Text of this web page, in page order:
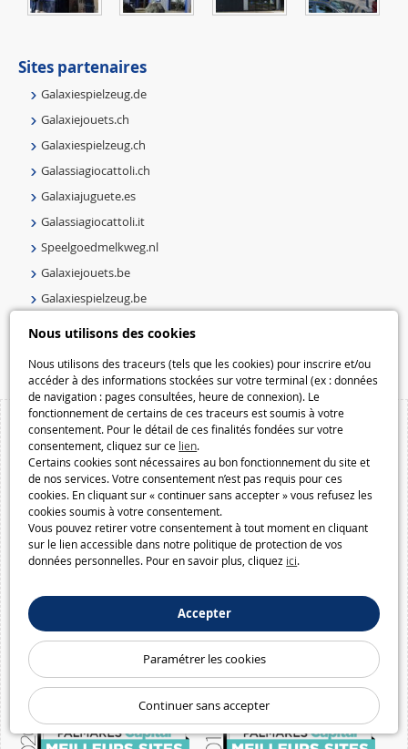
Nous utilisons des cookies
Nous utilisons des traceurs (tels que les cookies) pour inscrire et/ou
accéder à des informations stockées sur votre terminal (ex : données
de navigation : pages consultées, heure de connexion). Le
fonctionnement de certains de ces traceurs est soumis à votre
consentement. Pour le détail de ces finalités fondées sur votre
consentement, cliquez sur ce lien.
Certains cookies sont nécessaires au bon fonctionnement du site et
de nos services. Votre consentement n’est pas requis pour ces
cookies. En cliquant sur « continuer sans accepter » vous refusez les
cookies soumis à votre consentement.
Vous pouvez retirer votre consentement à tout moment en cliquant
sur le lien accessible dans notre politique de protection de vos
données personnelles. Pour en savoir plus, cliquez ici.
Accepter
Paramétrer les cookies
Continuer sans accepter
Sites partenaires
Galaxiespielzeug.de
Galaxiejouets.ch
Galaxiespielzeug.ch
Galassiagiocattoli.ch
Galaxiajuguete.es
Galassiagiocattoli.it
Speelgoedmelkweg.nl
Galaxiejouets.be
Galaxiespielzeug.be